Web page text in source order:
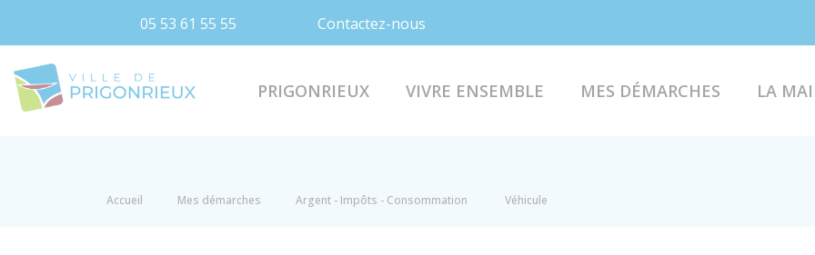
05 53 61 55 55 Contactez-nous
PRIGONRIEUX VIVRE ENSEMBLE MES DÉMARCHES LA
Accueil Mes démarches Argent - Impôts - Consommation Véhicule